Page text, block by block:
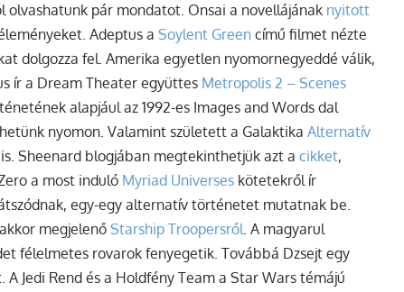
olvashatunk pár mondatot. Onsai a novellájának nyitott
Adeptus aSoylent Green című filmet nézte
dolgozza fel. Amerika egyetlen nyomornegyeddé válik,
ír a Dream Theater együttes Metropolis 2 – Scenes
alapjául az 1992-es Images and Words dal
nyomon. Valamint született a GalaktikaAlternatív
Sheenard blogjában megtekinthetjük azt acikket,
a most induló Myriad Universes kötetekről ír
egy-egy alternatív történetet mutatnak be.
megjelenőStarship Troopersről. A magyarul
félelmetes rovarok fenyegetik. Továbbá Dzsejt egy
A Jedi Rend és a Holdfény Team a Star Wars témájú